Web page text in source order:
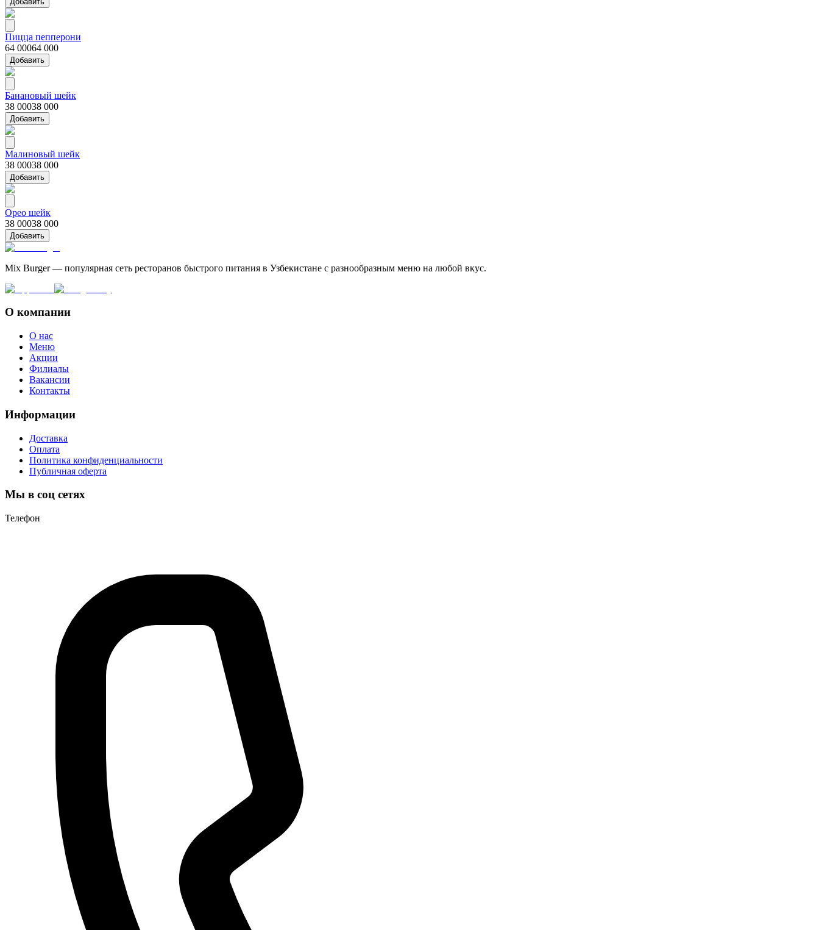
Пицца пепперони
64 00064 000
Добавить
Банановый шейк
38 00038 000
Добавить
Малиновый шейк
38 00038 000
Добавить
Орео шейк
38 00038 000
Добавить
Mix Burger — популярная сеть ресторанов быстрого питания в Узбекистане с разнообразным меню на любой вкус.
О компании
О нас
Меню
Акции
Филиалы
Вакансии
Контакты
Информации
Доставка
Оплата
Политика конфиденциальности
Публичная оферта
Мы в соц сетях
Телефон